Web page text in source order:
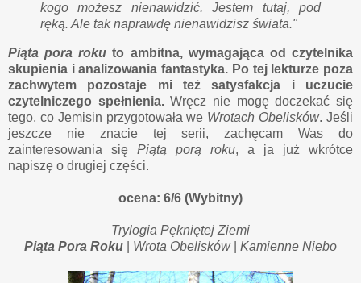
kogo możesz nienawidzić. Jestem tutaj, pod
ręką. Ale tak naprawdę nienawidzisz świata."
Piąta pora roku to ambitna, wymagająca od czytelnika
skupienia i analizowania fantastyka. Po tej lekturze poza
zachwytem pozostaje mi też satysfakcja i uczucie
czytelniczego spełnienia.Wręcz nie mogę doczekać się
tego, co Jemisin przygotowała we Wrotach Obelisków. Jeśli
jeszcze nie znacie tej serii, zachęcam Was do
zainteresowania się Piątą porą roku, a ja już wkrótce
napiszę o drugiej części.
ocena: 6/6 (Wybitny)
Trylogia Pękniętej Ziemi
Piąta Pora Roku
Wrota Obelisków| Kamienne Niebo